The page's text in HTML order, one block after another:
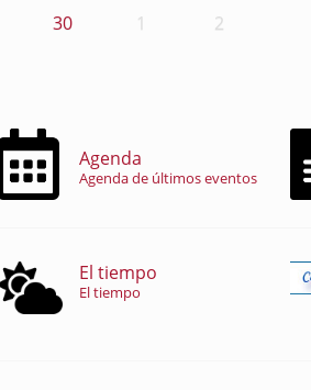
30 1 2
Agenda
Agenda de últimos eventos
El tiempo
El tiempo